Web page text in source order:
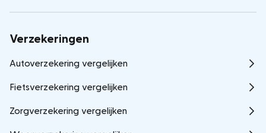
Verzekeringen
Autoverzekering vergelijken
Fietsverzekering vergelijken
Zorgverzekering vergelijken